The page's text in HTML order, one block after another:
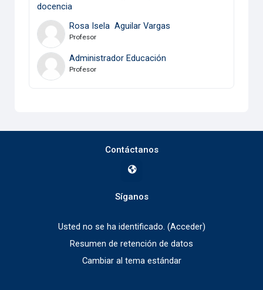
docencia
Rosa Isela Aguilar Vargas
Profesor
Administrador Educación
Profesor
Contáctanos
Síganos
Usted no se ha identificado. (Acceder)
Resumen de retención de datos
Cambiar al tema estándar